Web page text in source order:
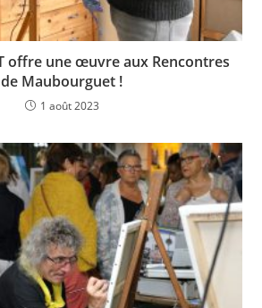
offre une œuvre aux Rencontres
de Maubourguet !
1 août 2023